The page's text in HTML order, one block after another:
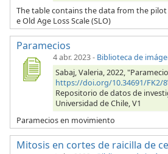
The table contains the data from the
e Old Age Loss Scale (SLO)
Paramecios
4 abr. 2023- Biblioteca de
Sabaj, Valeria, 2022,
https://doi.org/10.34691/FK2/
Repositorio de datos de
Universidad de Chile, V1
Paramecios en movimiento
Mitosis en cortes de raicilla de